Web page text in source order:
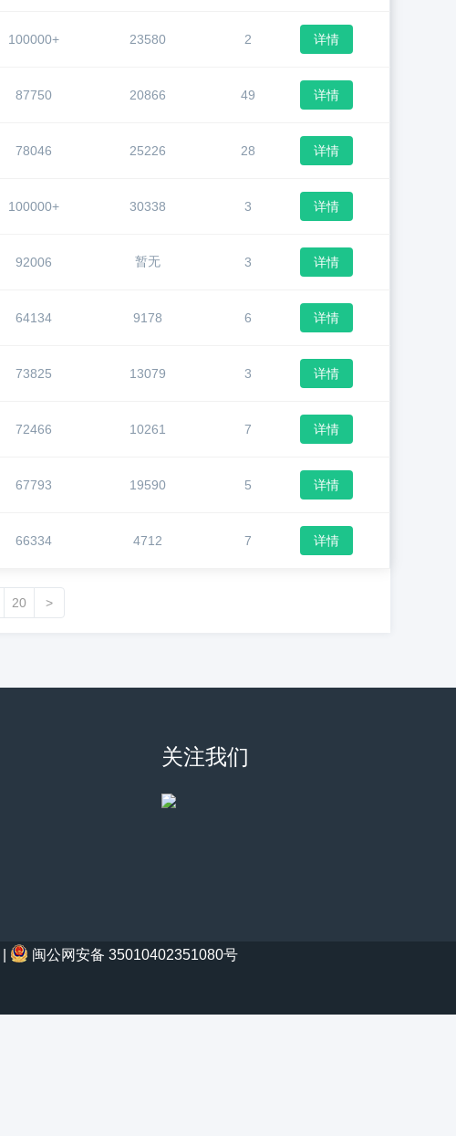
100000+ 23580 2 详情
87750 20866 49 详情
78046 25226 28 详情
100000+ 30338 3 详情
92006 暂无 3 详情
64134 9178 6 详情
73825 13079 3 详情
72466 10261 7 详情
67793 19590 5 详情
66334 4712 7 详情
20 >
关注我们
闽公网安备 35010402351080号